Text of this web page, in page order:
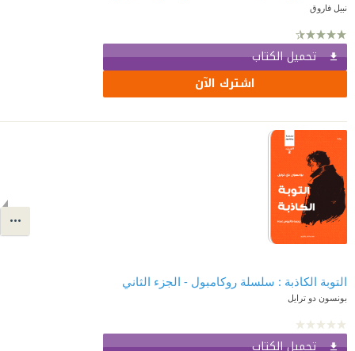
نبيل فاروق
تحميل الكتاب
اشترك الآن
التوبة الكاذبة : سلسلة روكامبول - الجزء الثاني
بونسون دو ترايل
تحميل الكتاب